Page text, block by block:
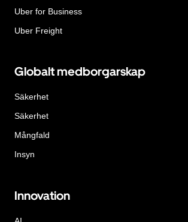
Uber for Business
Uber Freight
Globalt medborgarskap
Säkerhet
Säkerhet
Mångfald
Insyn
Innovation